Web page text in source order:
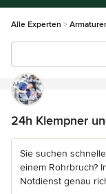
Alle Experten
24h Klempner
Sie suchen
einem Rohrbruch?
Notdienst genau